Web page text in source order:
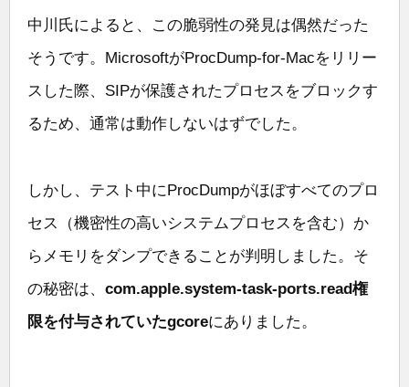
中川氏によると、この脆弱性の発見は偶然だった
そうです。MicrosoftがProcDump-for-Macをリリー
スした際、SIPが保護されたプロセスをブロックす
るため、通常は動作しないはずでした。
しかし、テスト中にProcDumpがほぼすべてのプロ
セス（機密性の高いシステムプロセスを含む）か
らメモリをダンプできることが判明しました。そ
の秘密は、 com.apple.system-task-ports.read権
限を付与されていたgcoreにありました。